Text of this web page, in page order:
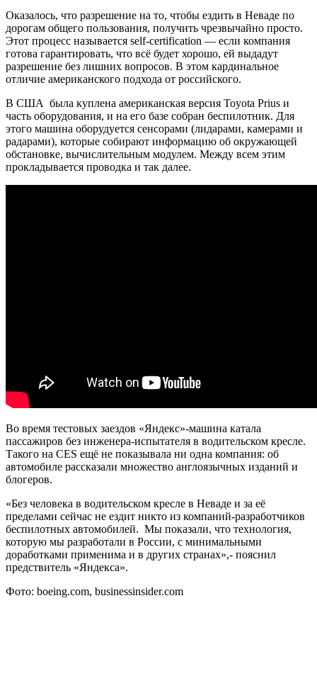
Оказалось, что разрешение на то, чтобы ездить в Неваде по
дорогам общего пользования, получить чрезвычайно просто.
Этот процесс называется self-certification — если компания
готова гарантировать, что всё будет хорошо, ей выдадут
разрешение без лишних вопросов. В этом кардинальное
отличие американского подхода от российского.
В США была куплена американская версия Toyota Prius и
часть оборудования, и на его базе собран беспилотник. Для
этого машина оборудуется сенсорами (лидарами, камерами и
радарами), которые собирают информацию об окружающей
обстановке, вычислительным модулем. Между всем этим
прокладывается проводка и так далее.
Во время тестовых заездов «Яндекс»-машина катала
пассажиров без инженера-испытателя в водительском кресле.
Такого на CES ещё не показывала ни одна компания: об
автомобиле рассказали множество англоязычных изданий и
блогеров.
«Без человека в водительском кресле в Неваде и за её
пределами сейчас не ездит никто из компаний-разработчиков
беспилотных автомобилей. Мы показали, что технология,
которую мы разработали в России, с минимальными
доработками применима и в других странах»,- пояснил
предствитель «Яндекса».
Фото: boeing.com, businessinsider.com